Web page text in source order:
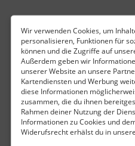
Wir verwenden Cookies, um
personalisieren, Funktionen für
können und die Zugriffe auf
Außerdem geben wir
unserer Website an unsere
Kartendiensten und Werbung
diese Informationen
zusammen, die du ihnen
Rahmen deiner Nutzung der
Informationen zu Cookies und
Widerufsrecht erhälst du in